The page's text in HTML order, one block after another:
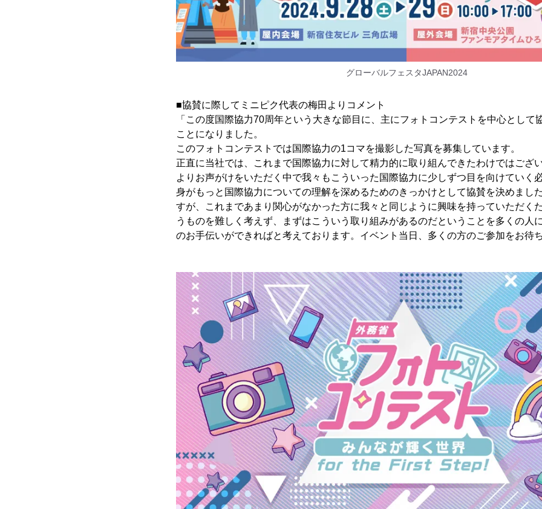
グローバルフェスタJAPAN2024
■協賛に際してミニピク代表の梅田よりコメント
「この度国際協力70周年という大きな節目に、主にフォトコンテストを中心として
ことになりました。
このフォトコンテストでは国際協力の1コマを撮影した写真を募集しています。
正直に当社では、これまで国際協力に対して精力的に取り組んできたわけではござ
よりお声がけをいただく中で我々もこういった国際協力に少しずつ目を向けていく
身がもっと国際協力についての理解を深めるためのきっかけとして協賛を決めまし
すが、これまであまり関心がなかった方に我々と同じように興味を持っていただく
うものを難しく考えず、まずはこういう取り組みがあるのだということを多くの人
のお手伝いができればと考えております。イベント当日、多くの方のご参加をお待